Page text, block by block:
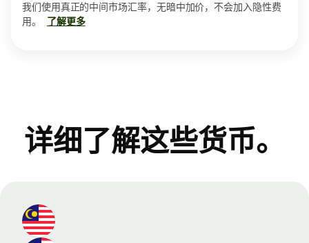
我们使用真正的中间市场汇率，无暗中加价，不会加入隐性费
用。
了解更多
详细了解这些货币。